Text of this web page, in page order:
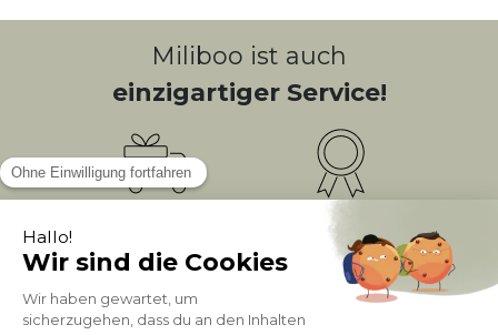
Miliboo ist auch
einzigartiger Service!
Bonusprogramm
PUNKTE = 5